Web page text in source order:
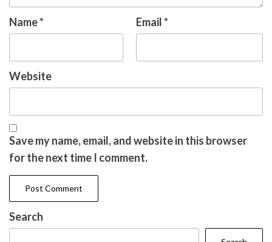
Name* Email*
Website
Save my name, email, and website in this browser
for the next time I comment.
Search